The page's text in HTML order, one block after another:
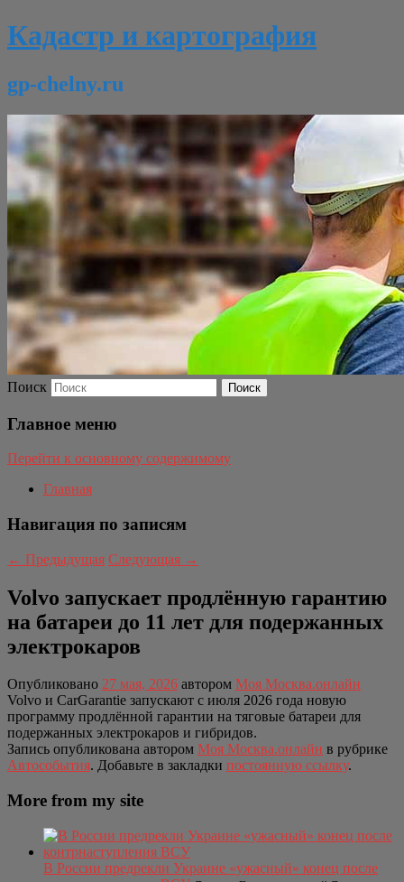
Кадастр и картография
gp-chelny.ru
Поиск
Главное меню
Перейти к основному содержимому
Главная
Навигация по записям
← Предыдущая Следующая →
Volvo запускает продлённую гарантию
на батареи до 11 лет для подержанных
электрокаров
Опубликовано 27 мая, 2026 автором Моя Москва.онлайн
Volvo и CarGarantie запускают с июля 2026 года новую
программу продлённой гарантии на тяговые батареи для
подержанных электрокаров и гибридов.
Запись опубликована автором Моя Москва.онлайн в рубрике
Автособытия. Добавьте в закладки постоянную ссылку.
More from my site
В России предрекли Украине «ужасный» конец после